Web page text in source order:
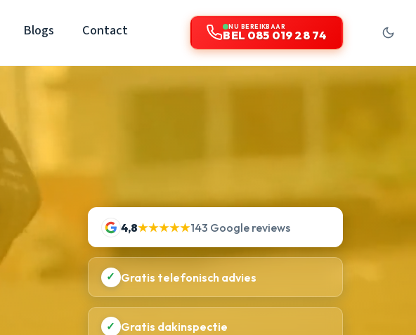
Blogs Contact NU BEREIKBAAR
BEL 085 019 28 74
4,8★★★★★143 Google reviews
✓ Gratis telefonisch advies
✓ Gratis dakinspectie